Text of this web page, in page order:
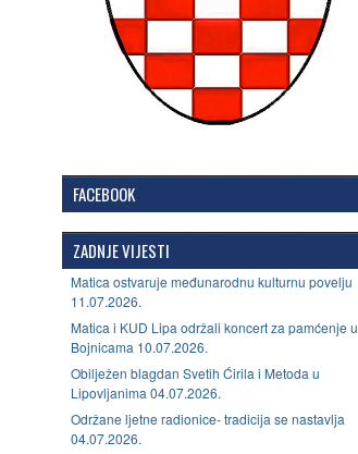
FACEBOOK
ZADNJE VIJESTI
Matica ostvaruje međunarodnu kulturnu povelju
11.07.2026.
Matica i KUD Lipa održali koncert za pamćenje u
Bojnicama 10.07.2026.
Obilježen blagdan Svetih Ćirila i Metoda u
Lipovljanima 04.07.2026.
Održane ljetne radionice- tradicija se nastavlja
04.07.2026.